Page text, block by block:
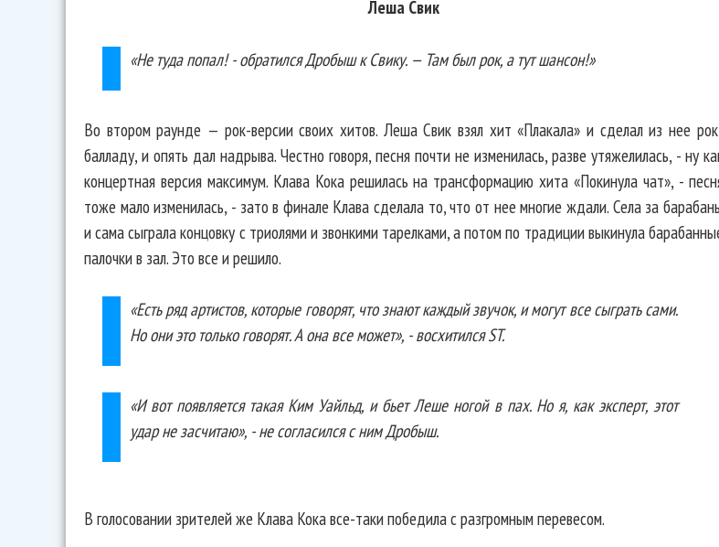
Леша Свик
«Не туда попал! - обратился Дробыш к Свику. — Там был рок, а тут шансон!»
Во втором раунде — рок-версии своих хитов. Леша Свик взял хит «Плакала» и сделал из нее
балладу, и опять дал надрыва. Честно говоря, песня почти не изменилась, разве утяжелилась, - ну
концертная версия максимум. Клава Кока решилась на трансформацию хита «Покинула чат», -
тоже мало изменилась, - зато в финале Клава сделала то, что от нее многие ждали. Села за
и сама сыграла концовку с триолями и звонкими тарелками, а потом по традиции выкинула
палочки в зал. Это все и решило.
«Есть ряд артистов, которые говорят, что знают каждый звучок, и могут все сыграть сами.
Но они это только говорят. А она все может», - восхитился ST.
«И вот появляется такая Ким Уайльд, и бьет Леше ногой в пах. Но я, как эксперт, этот
удар не засчитаю», - не согласился с ним Дробыш.
В голосовании зрителей же Клава Кока все-таки победила с разгромным перевесом.